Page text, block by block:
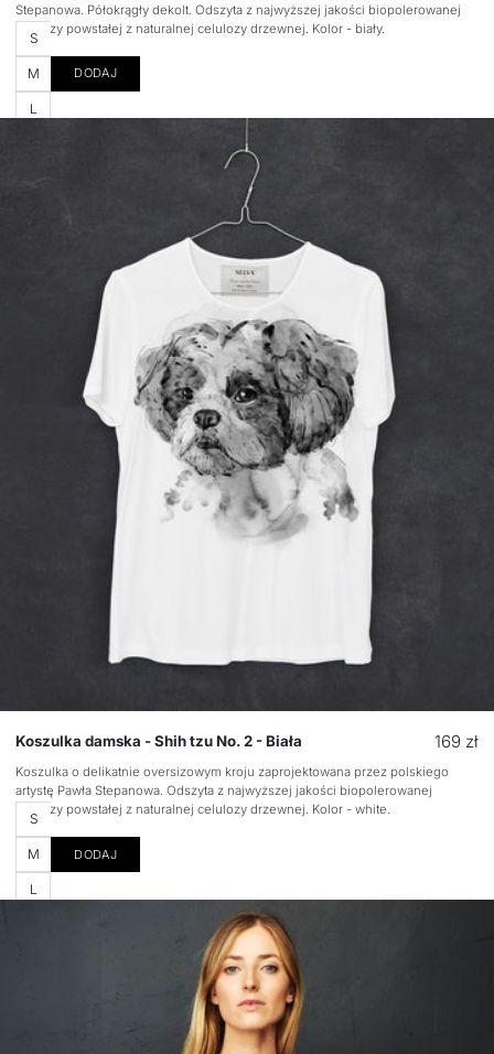
Stepanowa. Półokrągły dekolt. Odszyta z najwyższej jakości biopolerowanej
wiskozy powstałej z naturalnej celulozy drzewnej. Kolor - biały.
Rozmiar
S
M
L
DODAJ
Koszulka damska - Shih tzu No. 2 - Biała
Cena
169 zł
Koszulka o delikatnie oversizowym kroju zaprojektowana przez polskiego
artystę Pawła Stepanowa. Odszyta z najwyższej jakości biopolerowanej
wiskozy powstałej z naturalnej celulozy drzewnej. Kolor - white.
Rozmiar
S
M
L
DODAJ